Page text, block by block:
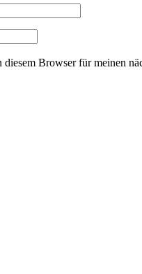
Browser für meinen